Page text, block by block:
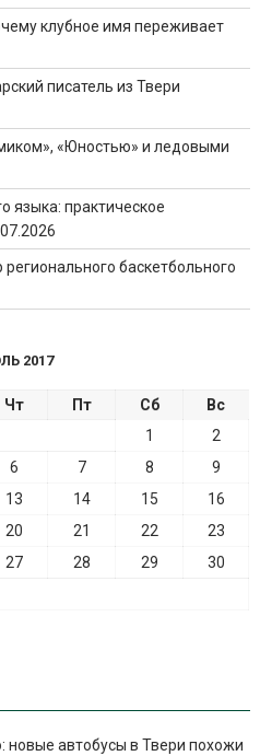
клубное имя переживает
писатель из Твери
«Юностью» и ледовыми
языка: практическое
баскетбольного
2017
Чт Пт Сб
Вс
1
2
6 7 8
9
13 14 15
16
20 21 22
23
27 28 29
30
новые автобусы в Твери похожи